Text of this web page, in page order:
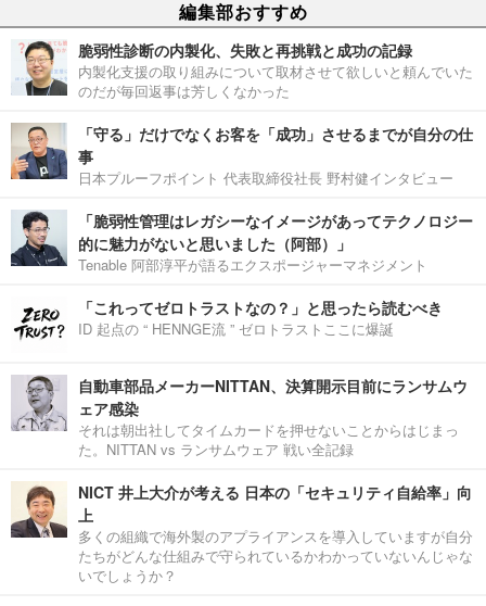
編集部おすすめ
脆弱性診断の内製化、失敗と再挑戦と成功の記録
内製化支援の取り組みについて取材させて欲しいと頼んでいた
のだが毎回返事は芳しくなかった
「守る」だけでなくお客を「成功」させるまでが自分の仕
事
日本プルーフポイント 代表取締役社長 野村健インタビュー
「脆弱性管理はレガシーなイメージがあってテクノロジー
的に魅力がないと思いました（阿部）」
Tenable 阿部淳平が語るエクスポージャーマネジメント
「これってゼロトラストなの？」と思ったら読むべき
ID 起点の “ HENNGE流 ” ゼロトラストここに爆誕
自動車部品メーカーNITTAN、決算開示目前にランサムウ
ェア感染
それは朝出社してタイムカードを押せないことからはじまっ
た。NITTAN vs ランサムウェア 戦い全記録
NICT 井上大介が考える 日本の「セキュリティ自給率」向
上
多くの組織で海外製のアプライアンスを導入していますが自分
たちがどんな仕組みで守られているかわかっていないんじゃな
いでしょうか？